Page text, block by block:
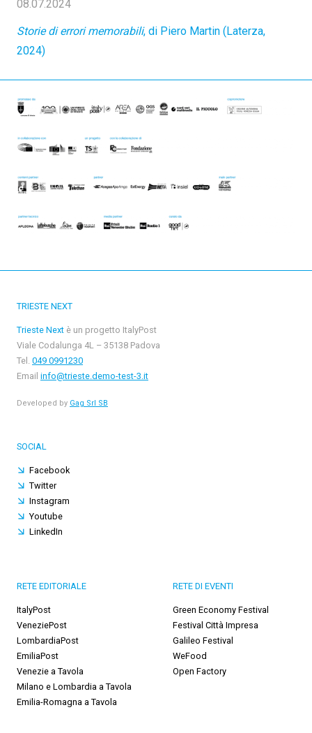
08.07.2024
Storie di errori memorabili, di Piero Martin (Laterza,
2024)
TRIESTE NEXT
Trieste Next è un progetto ItalyPost
Viale Codalunga 4L – 35138 Padova
Tel. 049 0991230
Email info@trieste.demo-test-3.it
Developed by Gag Srl SB
SOCIAL
Facebook
Twitter
Instagram
Youtube
LinkedIn
RETE EDITORIALE
ItalyPost
VeneziePost
LombardiaPost
EmiliaPost
Venezie a Tavola
Milano e Lombardia a Tavola
Emilia-Romagna a Tavola
RETE DI EVENTI
Green Economy Festival
Festival Città Impresa
Galileo Festival
WeFood
Open Factory